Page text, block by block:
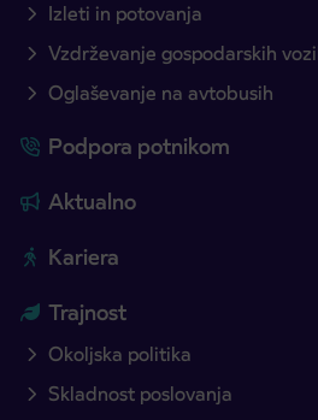
Izleti in potovanja
Vzdrževanje gospodarskih
Oglaševanje na avtobusih
Podpora potnikom
Aktualno
Kariera
Trajnost
Okoljska politika
Skladnost poslovanja